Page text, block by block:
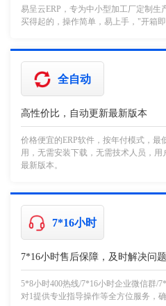
易呈云ERP，专为中小型加工厂定制生
买得起的，操作简单，易上手，"开箱即
全自动
高性价比，自动更新最新版本
价格便宜的ERP软件，按年付模式，最
用，无需安装下载，无需技术人员，
最新版本。
7*16小时
7*16小时售后保障，及时解决问题
5*8小时400热线/7*16小时企业微信群/
对1提供专业指导操作等全方位服务，